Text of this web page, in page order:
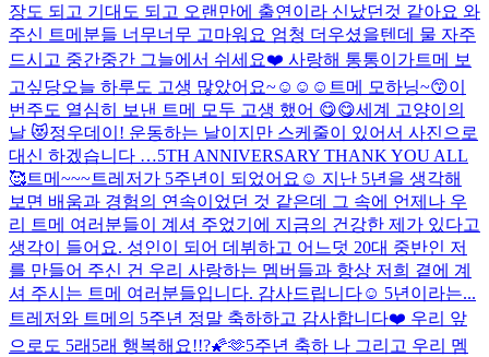
장도 되고 기대도 되고 오랜만에 출연이라 신났던것 같아요 와
주신 트메분들 너무너무 고마워요 엄청 더우셨을텐데 물 자주
드시고 중간중간 그늘에서 쉬세요❤️ 사랑해 통통이가트메 보
고싶당오늘 하루도 고생 많았어요~☺️☺️☺️ 트메 모하닝~😙이
번주도 열심히 보낸 트메 모두 고생 했어 😋😋세계 고양이의
날 😻정우데이! 운동하는 날이지만 스케줄이 있어서 사진으로
대신 하겠습니다 …5TH ANNIVERSARY THANK YOU ALL
🥰트메~~~트레저가 5주년이 되었어요☺️ 지난 5년을 생각해
보면 배움과 경험의 연속이었던 것 같은데 그 속에 언제나 우
리 트메 여러분들이 계셔 주었기에 지금의 건강한 제가 있다고
생각이 들어요. 성인이 되어 데뷔하고 어느덧 20대 중반인 저
를 만들어 주신 건 우리 사랑하는 멤버들과 항상 저희 곁에 계
셔 주시는 트메 여러분들입니다. 감사드립니다☺️ 5년이라는...
트레저와 트메의 5주년 정말 축하하고 감사합니다❤️ 우리 앞
으로도 5래5래 행복해요!!?🌠🫶5주년 축하 나 그리고 우리 멤